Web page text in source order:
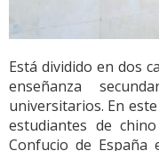
Está dividido en dos
enseñanza
universitarios. En
estudiantes de
Confucio de España